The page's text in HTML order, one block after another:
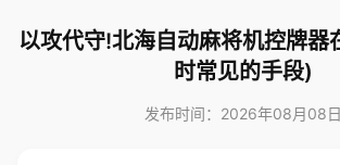
以攻代守!北海自动麻将机控牌器
时常见的手段)
发布时间：2026年08月08日